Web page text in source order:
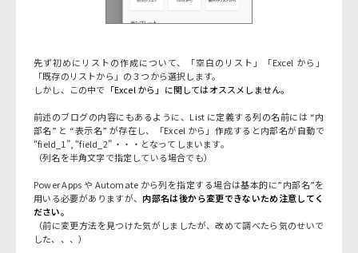
先ず初めにリストの作成について、「空白のリスト」「Excel から」
「既存のリストから」の３つから選択します。
しかし、この中で 「Excel から」に関してはオススメしません。
前述のブログの内容にもあるように、List に定義する列の名前には “内
部名” と “表示名” が存在し、「Excel から」作成すると内部名が自動で
“field_1”, “field_2” ・・・となってしまいます。
（列名を半角文字で指定している場合でも）
Power Apps や Automate から列を指定する場合は基本的に”内部名”を
用いる必要がありますが、 内部名は後から変更できないため注意してく
ださい。
（前に変更方法を見つけた気がしましたが、改めて調べたら気のせいで
した、、、）